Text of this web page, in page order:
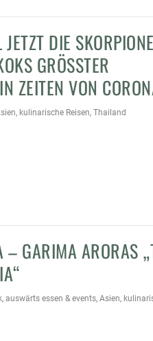
5 FEASTS
DIE
GRÖSSTER N
VON CORONA
, kulinarische Reisen, Thailand
– GARIMA ARORAS
, auswärts essen & events, Asien,